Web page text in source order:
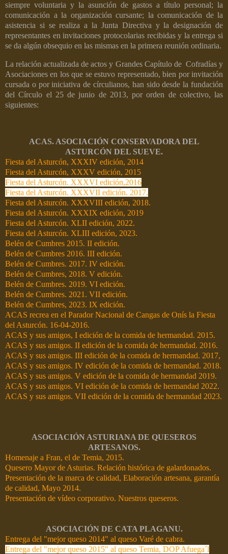
siempre voluntaria y la asunción de gastos a título personal; la
comunicación a la organización cursante; la comunicación de la
asistencia si se realiza a la Junta Directiva y la designación de
representantes en invitaciones protocolarias recibidas y la entrega si
se da algún obsequio en las mismas en la primera reunión ordinaria.
La relación actualizada de actos y Grandes Capítulo de Cofradías y
Asociaciones en los que se estuvo representado, bien por invitación
cursada o por iniciativa de círculianos, han sido desde la fundación
del Círculo el 25 de junio de 2013, por orden de colectivo, las
siguientes:
ACAS. ASOCIACIÓN CONSERVADORA DEL
ASTURCÓN DEL SUEVE.
Fiesta del Asturcón, XXXIV edición, 2014
Fiesta del Asturcón, XXXV edición, 2015
Fiesta del Asturcón. XXXVI edición,2016
Fiesta del Asturcón. XXXVII edición. 2017.
Fiesta del Asturcón. XXXVIII edición, 2018.
Fiesta del Asturcón. XXXIX edición, 2019
Fiesta del Asturcón. XLII edición, 2022.
Fiesta del Asturcón. XLIII edición, 2023.
Belén de Cumbres 2015. II edición.
Belén de Cumbres 2016. III edición.
Belén de Cumbres. 2017. IV edición.
Belén de Cumbres, 2018. V edición.
Belén de Cumbres. 2019. VI edición.
Belén de Cumbres. 2021. VII edición.
Belén de Cumbres, 2023. IX edición.
ACAS recrea en el Parador Nacional de Cangas de Onís la Fiesta
del Asturcón. 16-04-2016.
ACAS y sus amigos, I edición de la comida de hermandad. 2015.
ACAS y sus amigos. II edición de la comida de hermandad. 2016.
ACAS y sus amigos. III edición de la comida de hermandad. 2017,
ACAS y sus amigos. IV edición de la comida de hermandad. 2018.
ACAS y sus amigos. V edición de la comida de hermandad 2019.
ACAS y sus amigos. VI edición de la comida de hermandad 2022.
ACAS y sus amigos. VII edición de la comida de hermandad 2023.
ASOCIACIÓN ASTURIANA DE QUESEROS
ARTESANOS.
Homenaje a Fran, el de Temia, 2015.
Quesero Mayor de Asturias. Relación histórica de galardonados.
Presentación de la marca de calidad, Elaboración artesana, garantía
de calidad, Mayo 2014.
Presentación de vídeo corporativo. Nuestros queseros.
ASOCIACIÓN DE CATA PLAGANU.
Entrega del "mejor queso 2014" al queso Varé de cabra.
Entrega del "mejor queso 2015" al queso Temia, DOP Afuega´l